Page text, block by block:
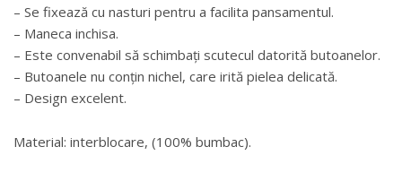
– Se fixează cu nasturi pentru a facilita pansamentul.
– Maneca inchisa.
– Este convenabil să schimbați scutecul datorită butoanelor.
– Butoanele nu conțin nichel, care irită pielea delicată.
– Design excelent.
Material: interblocare, (100% bumbac).